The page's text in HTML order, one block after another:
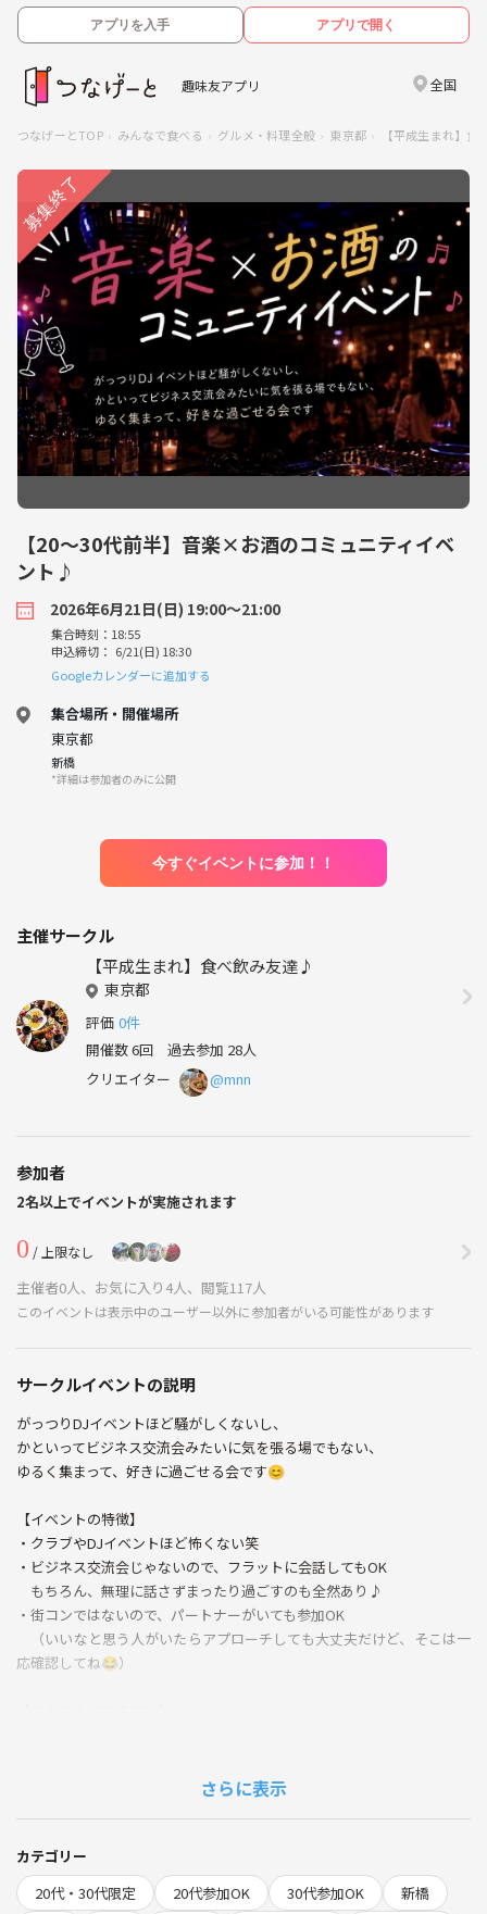
アプリを入手 アプリで開く
趣味友アプリ 全国
つなげーとTOP みんなで食べる グルメ・料理全般 東京都 【平成生まれ】
【20〜30代前半】音楽×お酒のコミュニティイベ
ント♪
2026年6月21日(日) 19:00〜21:00
集合時刻：18:55
申込締切： 6/21(日) 18:30
Googleカレンダーに追加する
集合場所・開催場所
東京都
新橋
*詳細は参加者のみに公開
今すぐイベントに参加！！
主催サークル
【平成生まれ】食べ飲み友達♪
東京都
評価 0件
開催数 6回 過去参加 28人
クリエイター
@mnn
参加者
2名以上でイベントが実施されます
0 / 上限なし
主催者0人、お気に入り4人、閲覧117人
このイベントは表示中のユーザー以外に参加者がいる可能性があります
サークルイベントの説明
がっつりDJイベントほど騒がしくないし、
かといってビジネス交流会みたいに気を張る場でもない、
ゆるく集まって、好きに過ごせる会です😊
【イベントの特徴】
・クラブやDJイベントほど怖くない笑
・ビジネス交流会じゃないので、フラットに会話してもOK
もちろん、無理に話さずまったり過ごすのも全然あり♪
・街コンではないので、パートナーがいても参加OK
（いいなと思う人がいたらアプローチしても大丈夫だけど、そこは一
応確認してね😂）
🗓️日時
6/21(日)19:00〜21:00
18:30 会場準備
さらに表示
カテゴリー
20代・30代限定
20代参加OK 30代参加OK
新橋